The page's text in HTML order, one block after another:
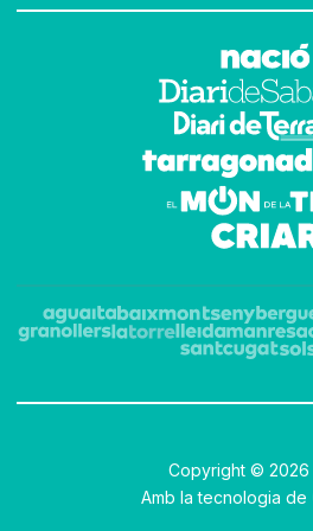
Copyright © 2026
Amb la tecnologia de